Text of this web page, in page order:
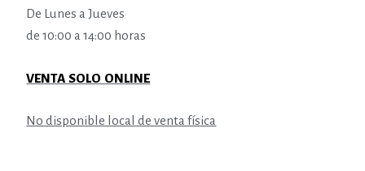
De Lunes a Jueves
de 10:00 a 14:00 horas
VENTA SOLO ONLINE
No disponible local de venta física